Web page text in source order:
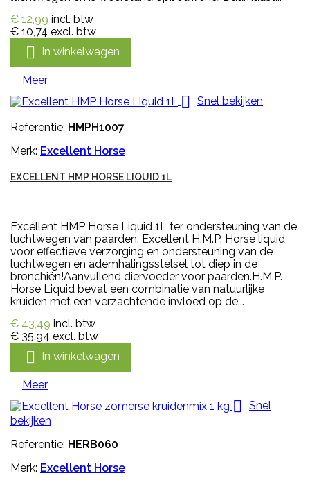
€ 12,99 incl. btw
€ 10,74 excl. btw
 In winkelwagen
Meer
 Snel bekijken
Referentie: HMPH1007
Merk: Excellent Horse
EXCELLENT HMP HORSE LIQUID 1L
Excellent HMP Horse Liquid 1L ter ondersteuning van de
luchtwegen van paarden. Excellent H.M.P. Horse liquid
voor effectieve verzorging en ondersteuning van de
luchtwegen en ademhalingsstelsel tot diep in de
bronchiën!Aanvullend diervoeder voor paarden.H.M.P.
Horse Liquid bevat een combinatie van natuurlijke
kruiden met een verzachtende invloed op de...
€ 43,49 incl. btw
€ 35,94 excl. btw
 In winkelwagen
Meer
 Snel
bekijken
Referentie: HERB060
Merk: Excellent Horse